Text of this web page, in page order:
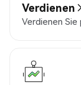
Verdienen
Verdienen